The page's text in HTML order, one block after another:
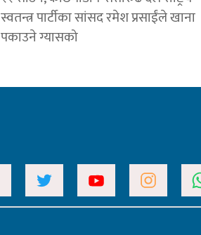
स्वतन्त्र पार्टीका सांसद रमेश प्रसाईंले खाना
पकाउने ग्यासको